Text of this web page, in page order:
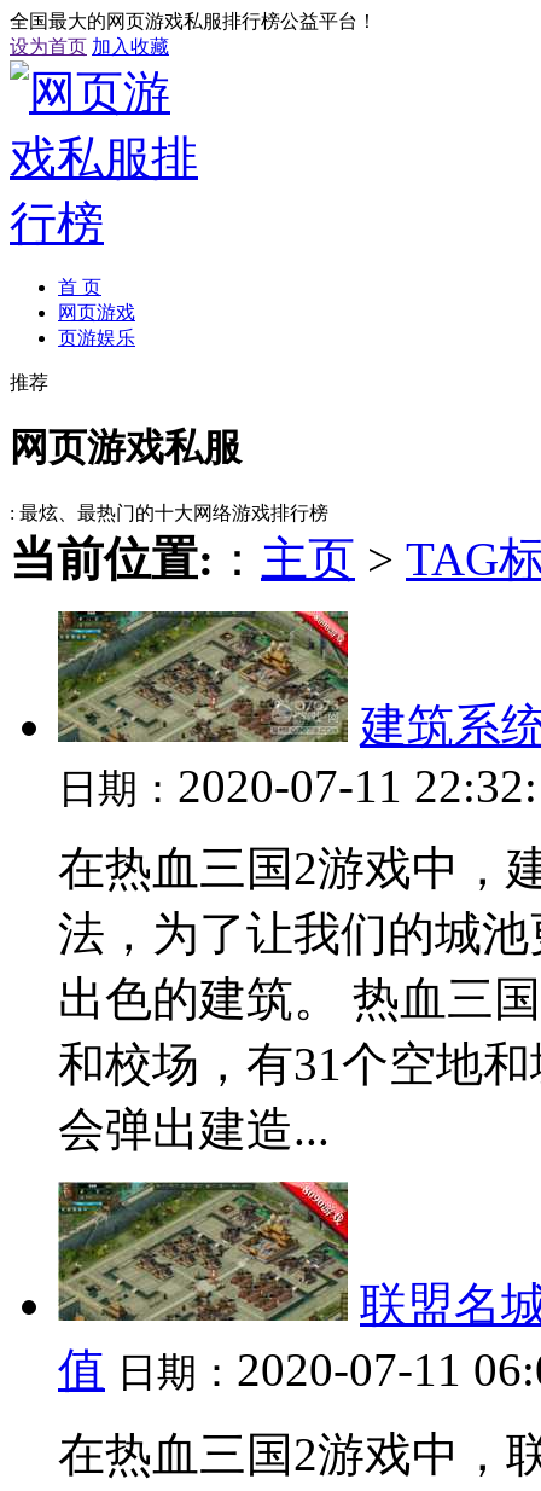
全国最大的网页游戏私服排行榜公益平台！
设为首页 加入收藏
首 页
网页游戏
页游娱乐
推荐
网页游戏私服
: 最炫、最热门的十大网络游戏排行榜
当前位置: ： 主页 > TAG
建筑系
日期： 2020-07-11
在热血三国2游戏中，
法，为了让我们的城
出色的建筑。 热血三
和校场，有31个空地
会弹出建造...
联盟名
值 日期： 2020-07-11
在热血三国2游戏中，